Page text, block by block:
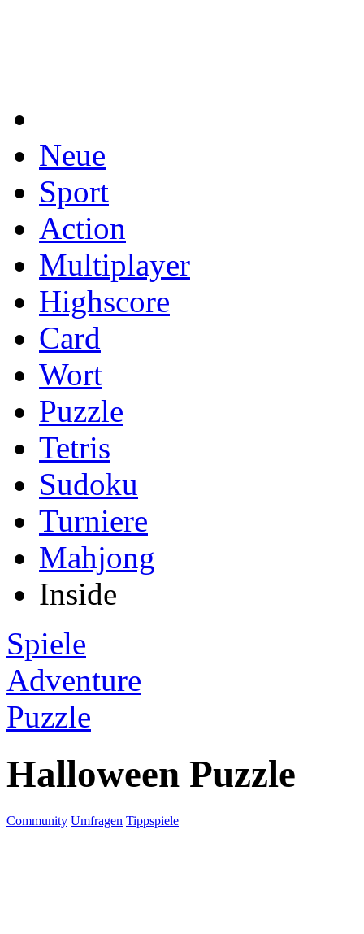
Neue
Sport
Action
Multiplayer
Highscore
Card
Wort
Puzzle
Tetris
Sudoku
Turniere
Mahjong
Inside
Spiele
Adventure
Puzzle
Halloween Puzzle
Community Umfragen Tippspiele